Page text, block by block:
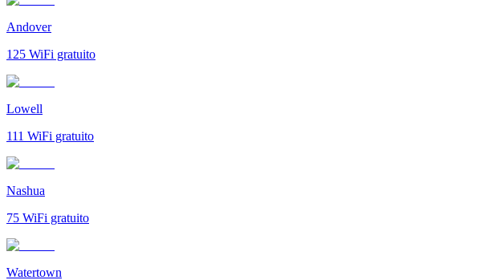
Andover
125 WiFi gratuito
Lowell
111 WiFi gratuito
Nashua
75 WiFi gratuito
Watertown